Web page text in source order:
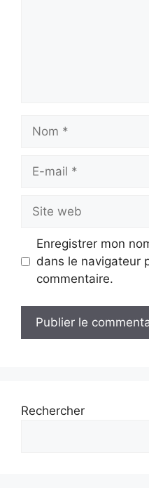
Nom
Site
web
Enregistrer mon
dans le navigateur
commentaire.
Rechercher